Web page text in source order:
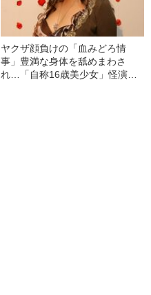
ヤクザ顔負けの「血みどろ情
事」豊満な身体を舐めまわさ
れ…「自称16歳美少女」怪演